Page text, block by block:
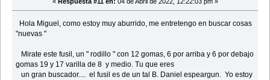
Hola Miguel, como estoy muy aburrido, me entretengo en buscar cosas
"nuevas "
Mirate este fusil, un " rodillo " con 12 gomas, 6 por arriba y 6 por debajo
gomas 19 y 17 varilla de 8 y medio. Tu que eres
un gran buscador.... el fusil es de un tal B. Daniel espeargun. Yo estoy